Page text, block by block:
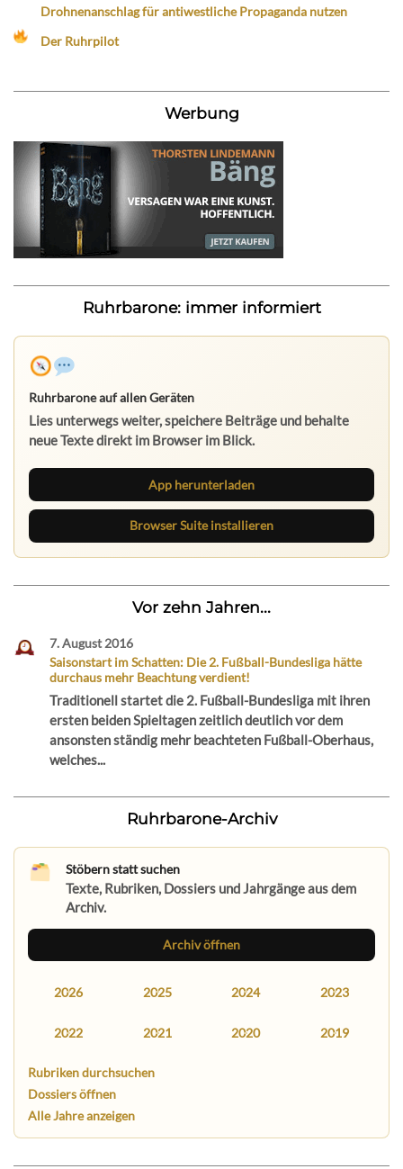
Drohnenanschlag für antiwestliche Propaganda nutzen
Der Ruhrpilot
Werbung
Ruhrbarone: immer informiert
App herunterladen
Browser Suite installieren
Vor zehn Jahren...
7. August 2016
Saisonstart im Schatten: Die 2. Fußball-Bundesliga hätte
durchaus mehr Beachtung verdient!
Traditionell startet die 2. Fußball-Bundesliga mit ihren
ersten beiden Spieltagen zeitlich deutlich vor dem
ansonsten ständig mehr beachteten Fußball-Oberhaus,
welches...
Ruhrbarone-Archiv
Stöbern statt suchen
Texte, Rubriken, Dossiers und Jahrgänge aus dem
Archiv.
Archiv öffnen
2026 2025 2024 2023
2022 2021 2020 2019
Rubriken durchsuchen
Dossiers öffnen
Alle Jahre anzeigen